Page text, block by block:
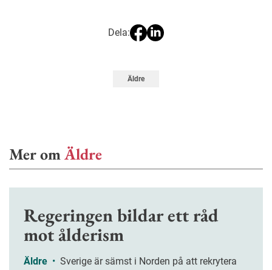
Dela:
Äldre
Mer omÄldre
Regeringen bildar ett råd
mot ålderism
Äldre •